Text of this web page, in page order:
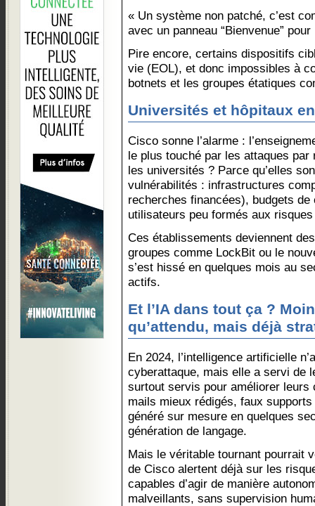
« Un système non patché, c’est
avec un panneau “Bienvenue”
Pire encore, certains dispositifs
vie (EOL), et donc impossibles à
botnets et les groupes étatiques
Universités et hôpitaux
Cisco sonne l’alarme :
le plus touché par les attaques par
les universités ? Parce qu’elles
vulnérabilités : infrastructures
recherches financées), budgets
utilisateurs peu formés aux
Ces établissements deviennent
groupes comme LockBit ou le
s’est hissé en quelques mois au
actifs.
Et l’IA dans tout ça ?
qu’attendu, mais déjà
En 2024, l’intelligence artificielle
cyberattaque, mais elle a servi de
surtout servis pour améliorer leurs
mails mieux rédigés, faux
généré sur mesure en quelques
génération de langage.
Mais le véritable tournant pourrait
de Cisco alertent déjà sur les
capables d’agir de manière
malveillants, sans supervision